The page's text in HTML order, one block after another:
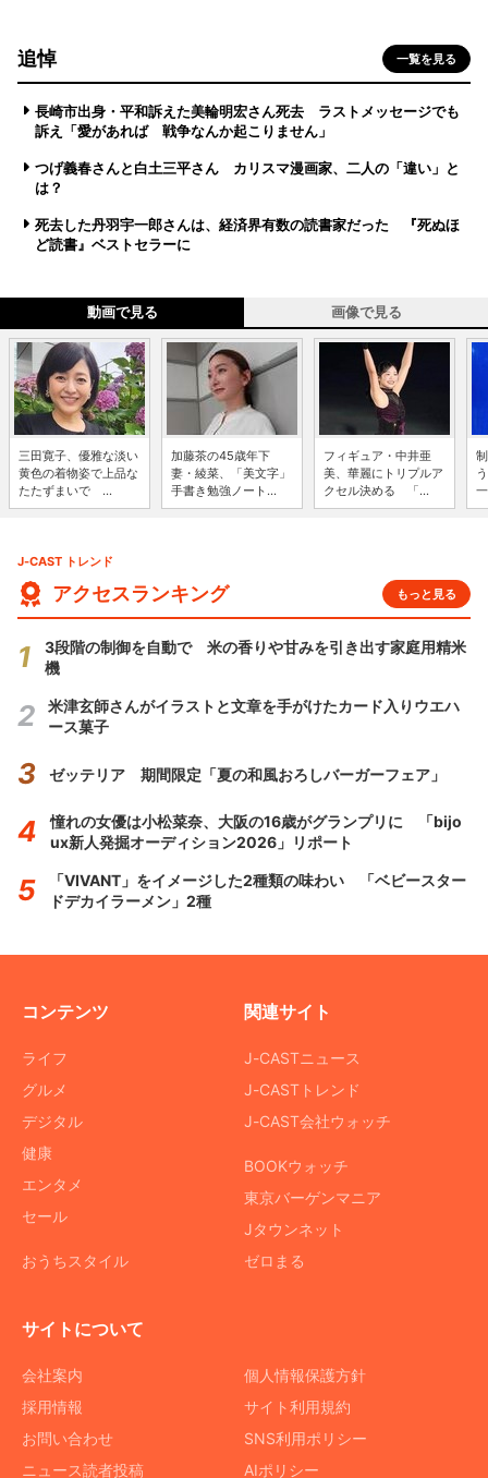
追悼 一覧を見る
長崎市出身・平和訴えた美輪明宏さん死去 ラストメッセージでも
訴え「愛があれば 戦争なんか起こりません」
つげ義春さんと白土三平さん カリスマ漫画家、二人の「違い」と
は？
死去した丹羽宇一郎さんは、経済界有数の読書家だった 『死ぬほ
ど読書』ベストセラーに
動画で見る 画像で見る
三田寛子、優雅な淡い
黄色の着物姿で上品な
たたずまいで ...
加藤茶の45歳年下
妻・綾菜、「美文字」
手書き勉強ノート...
フィギュア・中井亜
美、華麗にトリプルア
クセル決める 「...
J-CAST トレンド
アクセスランキング もっと見る
3段階の制御を自動で 米の香りや甘みを引き出す家庭用精米
機
米津玄師さんがイラストと文章を手がけたカード入りウエハ
ース菓子
ゼッテリア 期間限定「夏の和風おろしバーガーフェア」
憧れの女優は小松菜奈、大阪の16歳がグランプリに 「bijo
ux新人発掘オーディション2026」リポート
「VIVANT」をイメージした2種類の味わい 「ベビースター
ドデカイラーメン」2種
コンテンツ
ライフ
グルメ
デジタル
健康
エンタメ
セール
おうちスタイル
関連サイト
J-CASTニュース
J-CASTトレンド
J-CAST会社ウォッチ
BOOKウォッチ
東京バーゲンマニア
Jタウンネット
ゼロまる
サイトについて
会社案内
採用情報
お問い合わせ
ニュース読者投稿
個人情報保護方針
サイト利用規約
SNS利用ポリシー
AIポリシー